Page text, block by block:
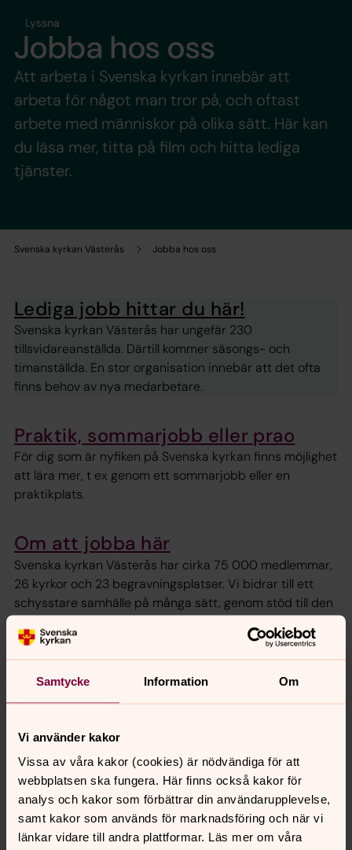
Samtycke Information Om
Vi använder kakor
Vissa av våra kakor (cookies) är nödvändiga för att
webbplatsen ska fungera. Här finns också kakor för
analys och kakor som förbättrar din användarupplevelse,
samt kakor som används för marknadsföring och när vi
länkar vidare till andra plattformar. Läs mer om våra
Svenska kyrkan Västerås Jobba hos oss
Lyssna
Jobba hos oss
Att arbeta i Svenska kyrkan innebär att
arbeta för något man tror på, och oftast
arbete med människor på olika sätt. Här kan
du läsa mer, titta på film och hitta lediga
tjänster.
Lediga jobb hittar du här!
Svenska kyrkan Västerås har ungefär 230
tillsvidareanställda. Därtill kommer säsongs- och
timanställda. En stor organisation innebär att det ofta
finns behov av nya medarbetare.
Praktik, sommarjobb eller prao
För dig som är nyfiken på Svenska kyrkan finns möjlighet
att lära mer, t ex genom ett sommarjobb eller en
praktikplats.
Om att jobba här
Svenska kyrkan Västerås har cirka 75 000 medlemmar,
26 kyrkor och 23 begravningsplatser. Vi bidrar till ett
schysstare samhälle på många sätt, genom stöd till den
som behöver, genom arbetet som görs av präster,
diakoner, kyrkvaktmästare, församlingspedagoger och
alla andra yrkesroller du hittar hos oss.
Om Västerås
Västerås, vid insjön Mälaren, är med sina dryga 160 000
fortfarande: Varje år ökar befolkningen med ca 1 000
personer.